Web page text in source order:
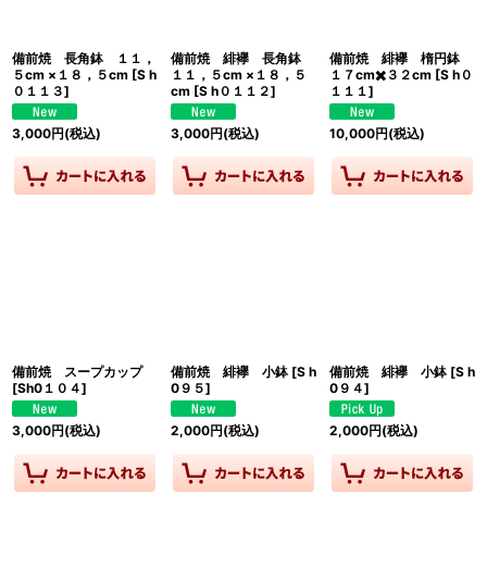
備前焼 長角鉢 １１，
５cm ×１８，５cm [S h
０１１３]
3,000円(税込)
備前焼 緋襷 長角鉢
１１，５cm ×１８，５
cm [S h０１１２]
3,000円(税込)
備前焼 緋襷 楕円鉢
１７cm✖️３２cm [S h０
１１１ ]
10,000円(税込)
備前焼 スープカップ
[Sh0１０４]
3,000円(税込)
備前焼 緋襷 小鉢 [S h
0９５]
2,000円(税込)
備前焼 緋襷 小鉢 [S h
0９４]
2,000円(税込)